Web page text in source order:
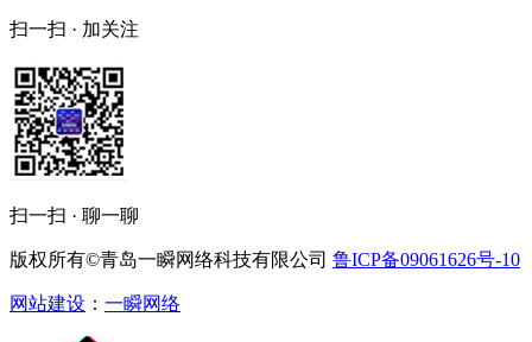
扫一扫 · 加关注
扫一扫 · 聊一聊
版权所有©青岛一瞬网络科技有限公司 鲁ICP备09061626号-10
网站建设 ： 一瞬网络